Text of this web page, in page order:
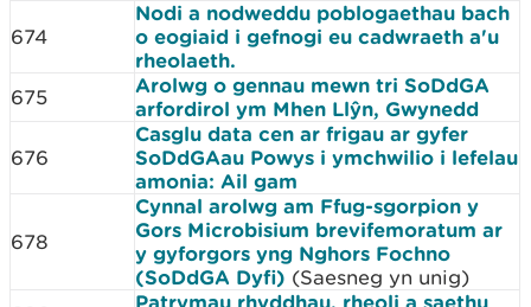
674
Nodi a nodweddu poblogaethau bach
o eogiaid i gefnogi eu cadwraeth a'u
rheolaeth.
675
Arolwg o gennau mewn tri SoDdGA
arfordirol ym Mhen Llŷn, Gwynedd
676
Casglu data cen ar frigau ar gyfer
SoDdGAau Powys i ymchwilio i lefelau
amonia: Ail gam
678
Cynnal arolwg am Ffug-sgorpion y
Gors Microbisium brevifemoratum ar
y gyforgors yng Nghors Fochno
(SoDdGA Dyfi) (Saesneg yn unig)
Patrymau rhyddhau, rheoli a saethu